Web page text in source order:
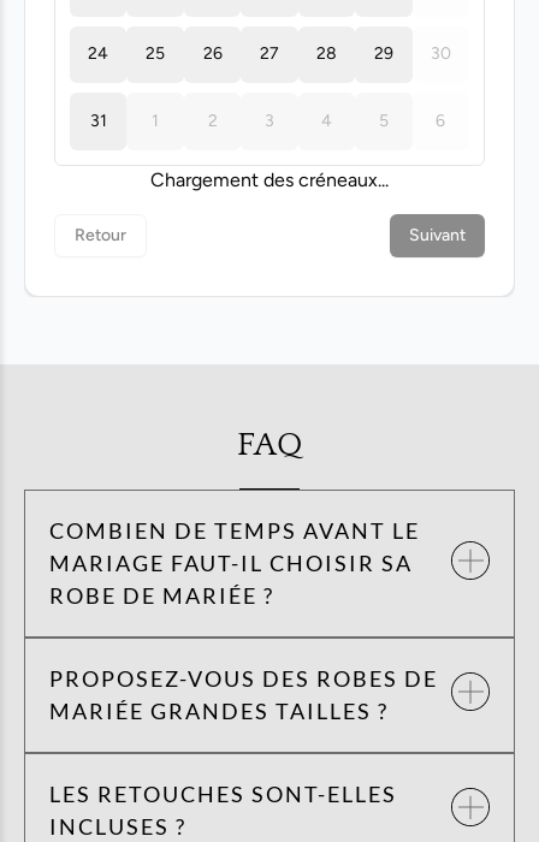
FAQ
COMBIEN DE TEMPS AVANT LE
MARIAGE FAUT-IL CHOISIR SA
ROBE DE MARIÉE ?
PROPOSEZ-VOUS DES ROBES DE
MARIÉE GRANDES TAILLES ?
LES RETOUCHES SONT-ELLES
INCLUSES ?